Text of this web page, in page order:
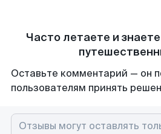
Часто летаете и
Оставьте комментарий — он
пользователям принять